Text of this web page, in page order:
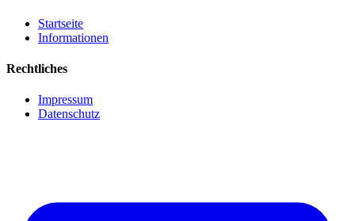
Startseite
Informationen
Rechtliches
Impressum
Datenschutz